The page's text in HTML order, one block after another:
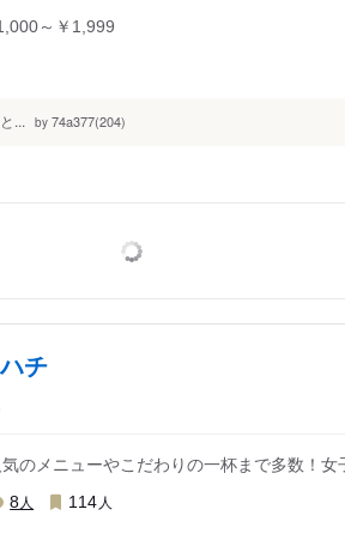
～￥1,999
... by 74a377(204)
チ
のメニューやこだわりの一杯まで多数！女
8人 114 人